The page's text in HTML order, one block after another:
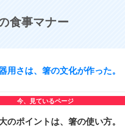
食事マナー
用さは、箸の文化が作った。
のポイントは、箸の使い方。